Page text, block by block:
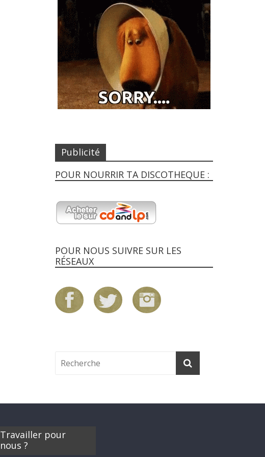
Publicité
POUR NOURRIR TA DISCOTHEQUE :
POUR NOUS SUIVRE SUR LES
RÉSEAUX
Travailler pour
nous ?